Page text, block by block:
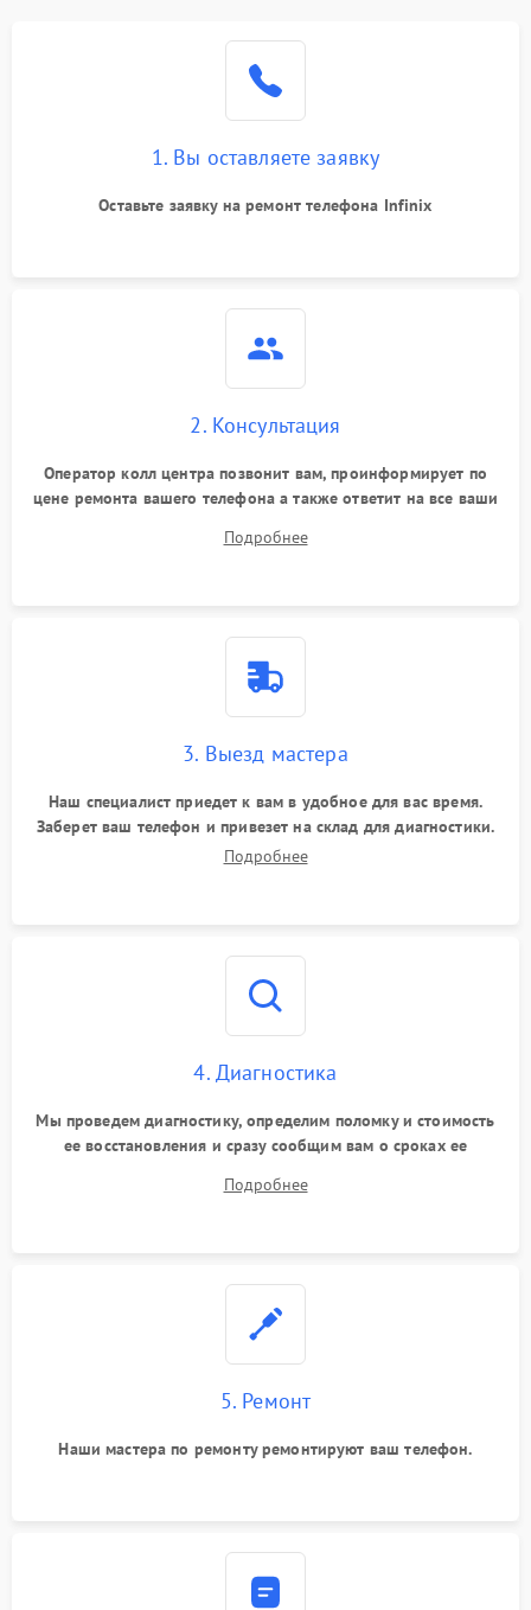
1. Вы оставляете заявку
Оставьте заявку на ремонт телефона Infinix
2. Консультация
Оператор колл центра позвонит вам, проинформирует по
цене ремонта вашего телефона а также ответит на все ваши
Подробнее
3. Выезд мастера
Наш специалист приедет к вам в удобное для вас время.
Заберет ваш телефон и привезет на склад для диагностики.
Подробнее
4. Диагностика
Мы проведем диагностику, определим поломку и стоимость
ее восстановления и сразу сообщим вам о сроках ее
Подробнее
5. Ремонт
Наши мастера по ремонту ремонтируют ваш телефон.